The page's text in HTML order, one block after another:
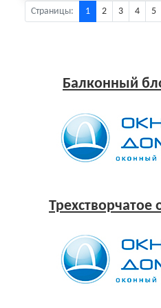
Страницы: 1 2 3 4 5
Балконный
Трехстворчатое